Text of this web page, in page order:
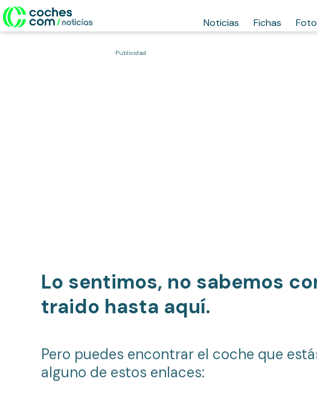
Noticias Fichas
Publicidad
Lo sentimos, no sabemos
traido hasta aquí.
Pero puedes encontrar el coche que
alguno de estos enlaces: